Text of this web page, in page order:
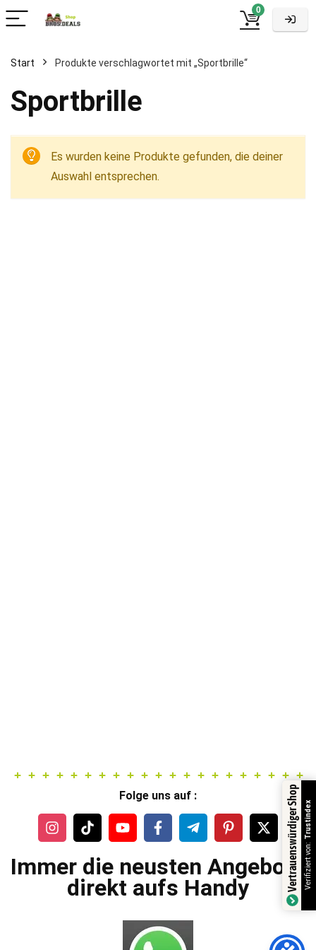
0
Start Produkte verschlagwortet mit „Sportbrille“
Sportbrille
Es wurden keine Produkte gefunden, die deiner
Auswahl entsprechen.
Folge uns auf :
Immer die neusten Angebote
direkt aufs Handy Vertrauenswürdiger ShopVerifiziert von:
Trustindex